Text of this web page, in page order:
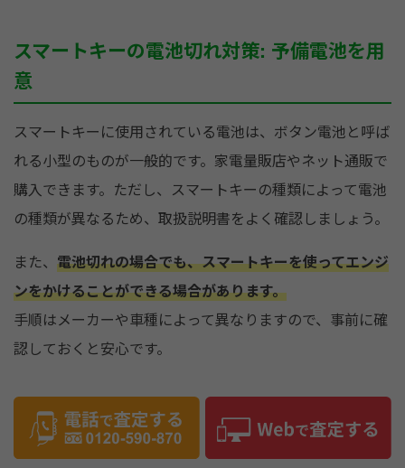
スマートキーの電池切れ対策: 予備電池を用
意
スマートキーに使用されている電池は、ボタン電池と呼ば
れる小型のものが一般的です。家電量販店やネット通販で
購入できます。ただし、スマートキーの種類によって電池
の種類が異なるため、取扱説明書をよく確認しましょう。
また、 電池切れの場合でも、スマートキーを使ってエンジ
ンをかけることができる場合があります。
手順はメーカーや車種によって異なりますので、事前に確
認しておくと安心です。
関連記事：スマートキーが電池切れ！？困ったときの対処
法をご紹介！